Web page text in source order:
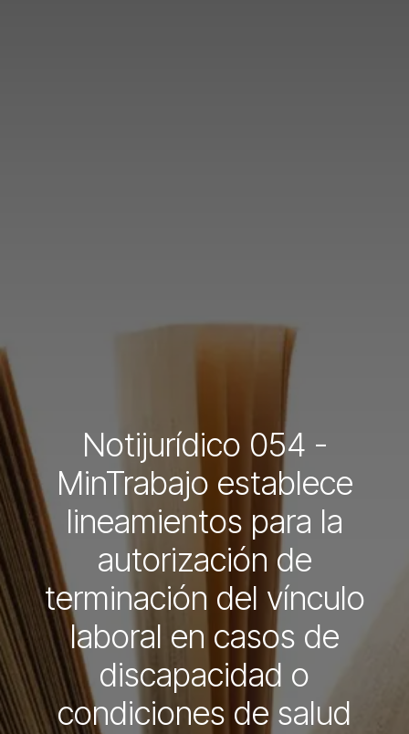
Notijurídico 054 -
MinTrabajo establece
lineamientos para la
autorización de
terminación del vínculo
laboral en casos de
discapacidad o
condiciones de salud